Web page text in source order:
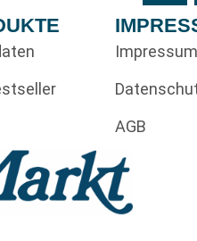
Impressum
AGB